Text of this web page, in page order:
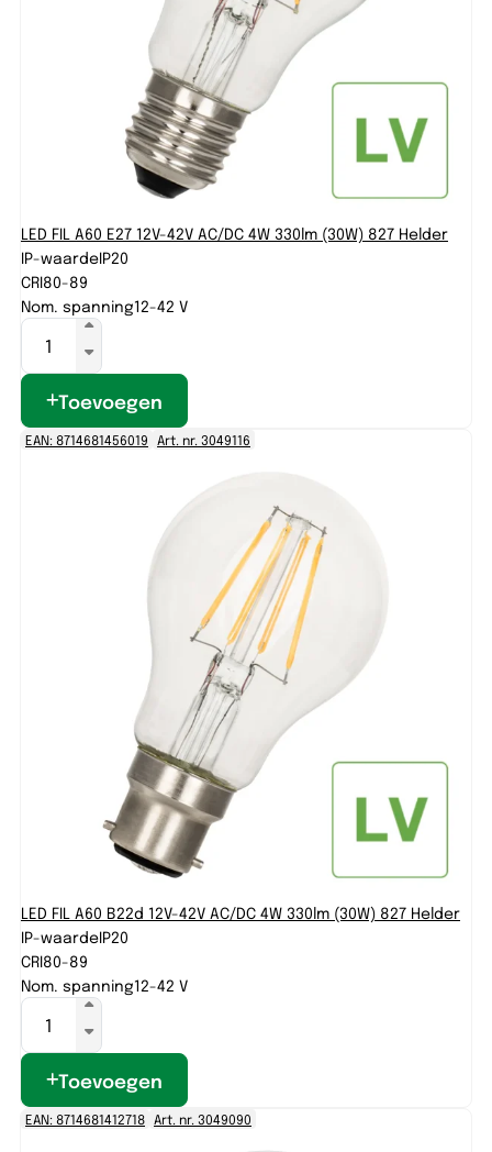
LED FIL A60 E27 12V-42V AC/DC 4W 330lm (30W) 827 Helder
IP-waardeIP20
CRI80-89
Nom. spanning12-42 V
Toevoegen
EAN: 8714681456019 Art. nr. 3049116
LED FIL A60 B22d 12V-42V AC/DC 4W 330lm (30W) 827 Helder
IP-waardeIP20
CRI80-89
Nom. spanning12-42 V
Toevoegen
EAN: 8714681412718 Art. nr. 3049090